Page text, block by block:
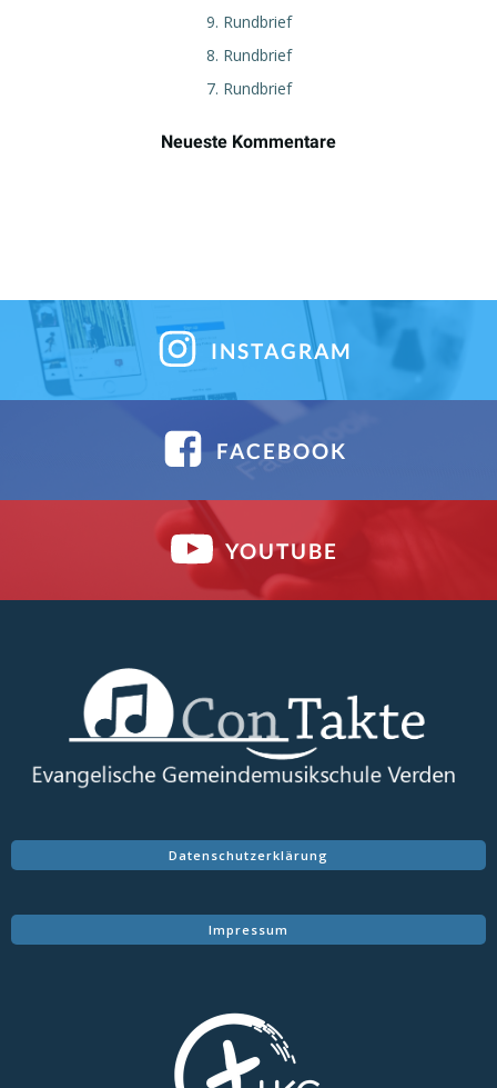
9. Rundbrief
8. Rundbrief
7. Rundbrief
Neueste Kommentare
INSTAGRAM
FACEBOOK
YOUTUBE
Datenschutzerklärung
Impressum